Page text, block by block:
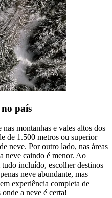
país
montanhas e vales altos dos
de 1.500 metros ou superior
neve. Por outro lado, nas áreas
neve caindo é menor. Ao
incluído, escolher destinos
neve abundante, mas
experiência completa de
a neve é certa!